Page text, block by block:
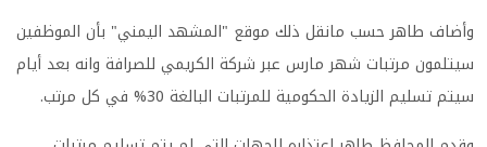
وأضاف طاهر حسب مانقل ذلك موقع "المشهد اليمني" بأن الموظفين
سيتلمون مرتبات شهر مارس عبر شركة الكريمي للصرافة وانه بعد أيام
سيتم تسليم الزيادة الحكومية للمرتبات البالغة 30% في كل مرتب.